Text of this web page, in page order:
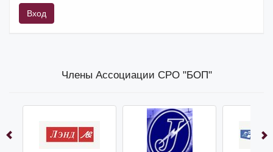
Вход
Члены Ассоциации СРО "БОП"